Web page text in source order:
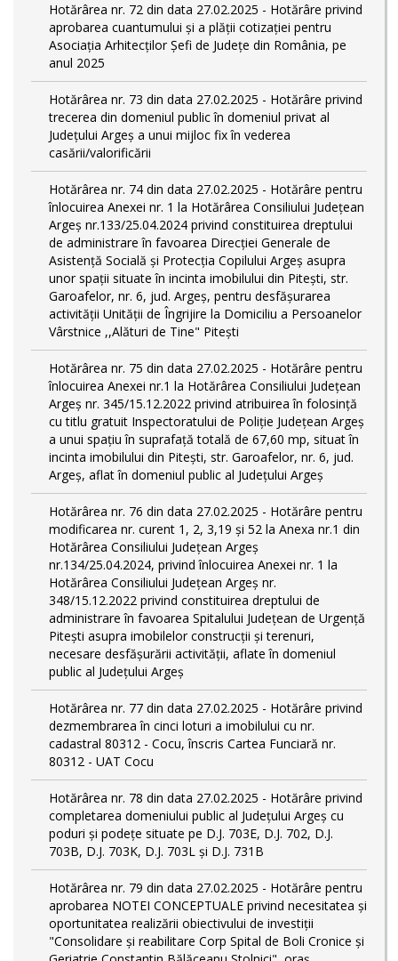
Hotărârea nr. 72 din data 27.02.2025 - Hotărâre privind
aprobarea cuantumului și a plății cotizației pentru
Asociația Arhitecților Șefi de Județe din România, pe
anul 2025
Hotărârea nr. 73 din data 27.02.2025 - Hotărâre privind
trecerea din domeniul public în domeniul privat al
Județului Argeș a unui mijloc fix în vederea
casării/valorificării
Hotărârea nr. 74 din data 27.02.2025 - Hotărâre pentru
înlocuirea Anexei nr. 1 la Hotărârea Consiliului Județean
Argeș nr.133/25.04.2024 privind constituirea dreptului
de administrare în favoarea Direcției Generale de
Asistență Socială și Protecția Copilului Argeș asupra
unor spații situate în incinta imobilului din Pitești, str.
Garoafelor, nr. 6, jud. Argeș, pentru desfășurarea
activității Unității de Îngrijire la Domiciliu a Persoanelor
Vârstnice ,,Alături de Tine" Pitești
Hotărârea nr. 75 din data 27.02.2025 - Hotărâre pentru
înlocuirea Anexei nr.1 la Hotărârea Consiliului Județean
Argeș nr. 345/15.12.2022 privind atribuirea în folosință
cu titlu gratuit Inspectoratului de Poliție Județean Argeș
a unui spațiu în suprafață totală de 67,60 mp, situat în
incinta imobilului din Pitești, str. Garoafelor, nr. 6, jud.
Argeș, aflat în domeniul public al Județului Argeș
Hotărârea nr. 76 din data 27.02.2025 - Hotărâre pentru
modificarea nr. curent 1, 2, 3,19 și 52 la Anexa nr.1 din
Hotărârea Consiliului Județean Argeș
nr.134/25.04.2024, privind înlocuirea Anexei nr. 1 la
Hotărârea Consiliului Județean Argeș nr.
348/15.12.2022 privind constituirea dreptului de
administrare în favoarea Spitalului Județean de Urgență
Pitești asupra imobilelor construcții și terenuri,
necesare desfășurării activității, aflate în domeniul
public al Județului Argeș
Hotărârea nr. 77 din data 27.02.2025 - Hotărâre privind
dezmembrarea în cinci loturi a imobilului cu nr.
cadastral 80312 - Cocu, înscris Cartea Funciară nr.
80312 - UAT Cocu
Hotărârea nr. 78 din data 27.02.2025 - Hotărâre privind
completarea domeniului public al Judeţului Argeş cu
poduri și podețe situate pe D.J. 703E, D.J. 702, D.J.
703B, D.J. 703K, D.J. 703L și D.J. 731B
Hotărârea nr. 79 din data 27.02.2025 - Hotărâre pentru
aprobarea NOTEI CONCEPTUALE privind necesitatea și
oportunitatea realizării obiectivului de investiții
"Consolidare și reabilitare Corp Spital de Boli Cronice și